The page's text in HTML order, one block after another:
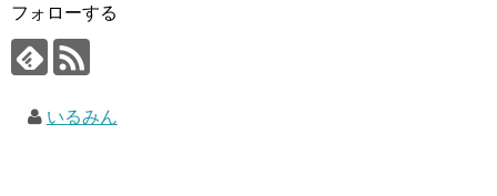
フォローする
いるみん